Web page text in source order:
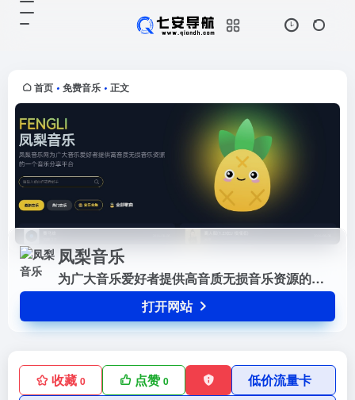
首页 • 免费音乐 • 正文
凤梨音乐
为广大音乐爱好者提供高音质无损音乐资源的一个音乐分享平台
打开网站
收藏 0 点赞0
低价流量卡